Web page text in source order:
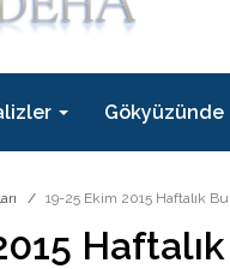
Gökyüzünde
19-25 Ekim 2015 Haftalık